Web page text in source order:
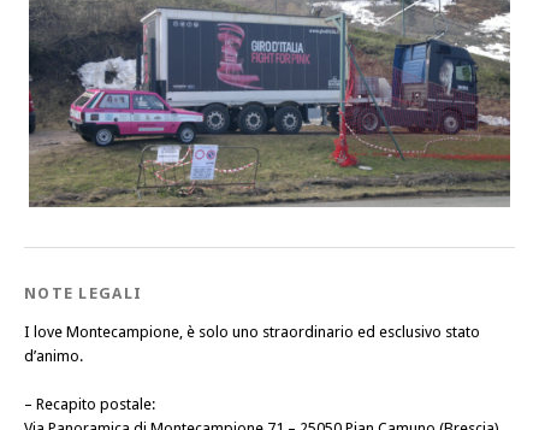
NOTE LEGALI
I love Montecampione, è solo uno straordinario ed esclusivo stato
d’animo.
– Recapito postale: